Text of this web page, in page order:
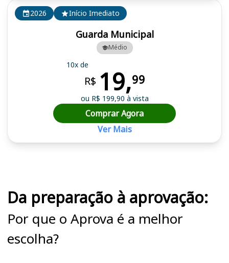
2026 Início Imediato
Guarda Municipal
Médio
10x de
R$ 19,99
ou R$ 199,90 à vista
Comprar Agora
Ver Mais
Da preparação à aprovação:
Por que o Aprova é a melhor
escolha?